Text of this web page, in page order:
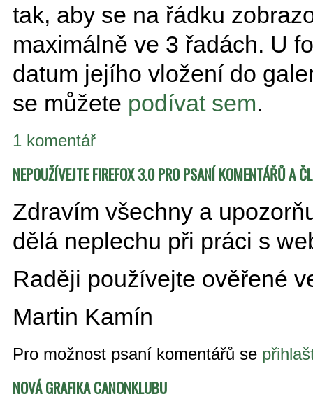
tak, aby se na řádku
maximálně ve 3 řadách. U
datum jejího vložení do
se můžete podívat sem.
1 komentář
NEPOUŽÍVEJTE FIREFOX 3.0 PRO PSANÍ KOMENTÁŘŮ A
Zdravím všechny a
dělá neplechu při práci s
Raději používejte ověřené
Martin Kamín
Pro možnost psaní komentářů se
NOVÁ GRAFIKA CANONKLUBU